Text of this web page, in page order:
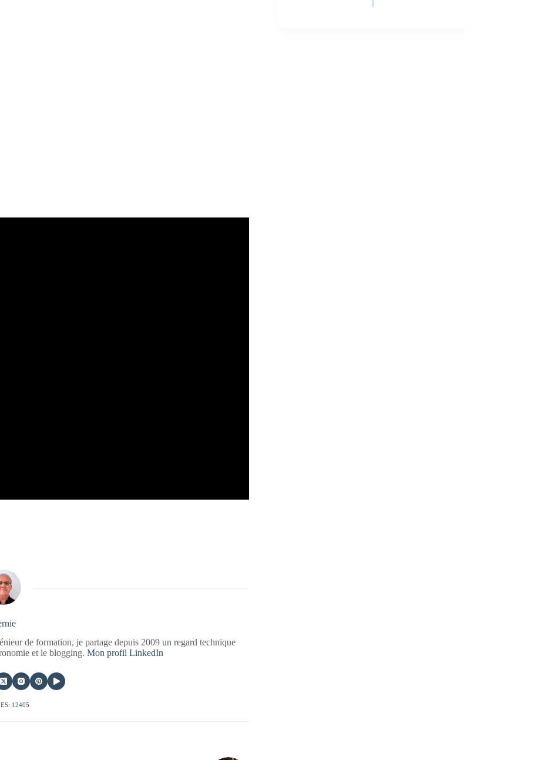
de formation, je partage depuis 2009 un regard technique
et le blogging.Mon profil LinkedIn
12405